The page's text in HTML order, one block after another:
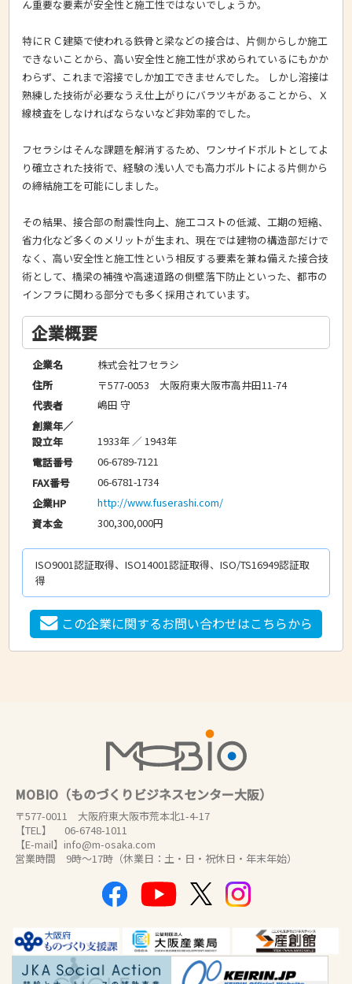
ん重要な要素が安全性と施工性ではないでしょうか。
特にＲＣ建築で使われる鉄骨と梁などの接合は、片側からしか施工
できないことから、高い安全性と施工性が求められているにもかか
わらず、これまで溶接でしか加工できませんでした。 しかし溶接は
熟練した技術が必要なうえ仕上がりにバラツキがあることから、Ｘ
線検査をしなければならないなど非効率的でした。
フセラシはそんな課題を解消するため、ワンサイドボルトとしてよ
り確立された技術で、経験の浅い人でも高力ボルトによる片側から
の締結施工を可能にしました。
その結果、接合部の耐震性向上、施工コストの低減、工期の短縮、
省力化など多くのメリットが生まれ、現在では建物の構造部だけで
なく、高い安全性と施工性という相反する要素を兼ね備えた接合技
術として、橋梁の補強や高速道路の側壁落下防止といった、都市の
インフラに関わる部分でも多く採用されています。
企業概要
企業名
株式会社フセラシ
住所
〒577-0053 大阪府東大阪市高井田11-74
代表者
嶋田 守
創業年／
設立年
1933年 ／ 1943年
電話番号
06-6789-7121
FAX番号
06-6781-1734
企業HP
http://www.fuserashi.com/
資本金
300,300,000円
ISO9001認証取得、ISO14001認証取得、ISO/TS16949認証取
得
この企業に関するお問い合わせはこちらから
MOBIO（ものづくりビジネスセンター大阪）
〒577-0011 大阪府東大阪市荒本北1-4-17
【TEL】 06-6748-1011
【E-mail】info@m-osaka.com
営業時間 9時～17時（休業日：土・日・祝休日・年末年始）